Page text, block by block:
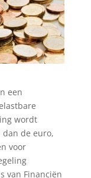
een
wordt
de euro,
voor
van Financiën